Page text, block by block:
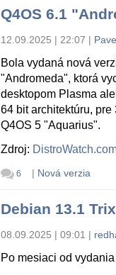
Q4OS 6.1
12.09.2025 | 22:07 |
Bola vydaná nová
"Andromeda", ktorá
desktopom Plasma
64 bit architektúru,
Q4OS 5 "Aquarius".
Zdroj:
6 | Nová verzia
Debian 13.1
08.09.2025 | 09:01 |
Po mesiaci od